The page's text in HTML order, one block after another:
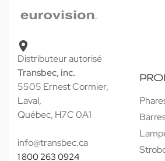
APERÇU
eurovision
Barres lumineuses à DEL rangée
double
E91S